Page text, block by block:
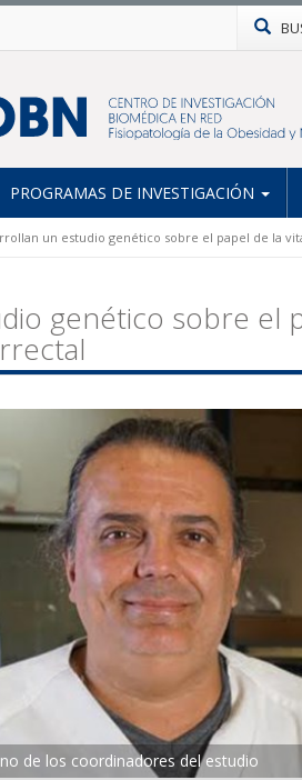
PROGRAMAS DE INVESTIGACIÓN
un estudio genético sobre el papel de la
genético sobre el
de los coordinadores del estudio